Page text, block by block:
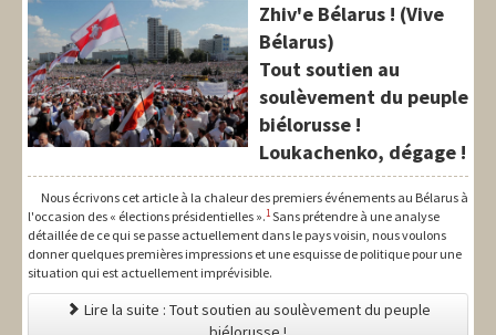
Zhiv'e Bélarus ! (Vive
Bélarus)
Tout soutien au
soulèvement du peuple
biélorusse !
Loukachenko, dégage !
Nous écrivons cet article à la chaleur des premiers événements au Bélarus à
l'occasion des « élections présidentielles ».1 Sans prétendre à une analyse
détaillée de ce qui se passe actuellement dans le pays voisin, nous voulons
donner quelques premières impressions et une esquisse de politique pour une
situation qui est actuellement imprévisible.
Lire la suite : Tout soutien au soulèvement du peuple